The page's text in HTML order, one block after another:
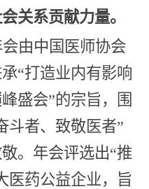
关系贡献力量。
由中国医师协会
“打造业内有影响
盛会”的宗旨，围
斗者、致敬医者”
。年会评选出“推
医药公益企业，旨